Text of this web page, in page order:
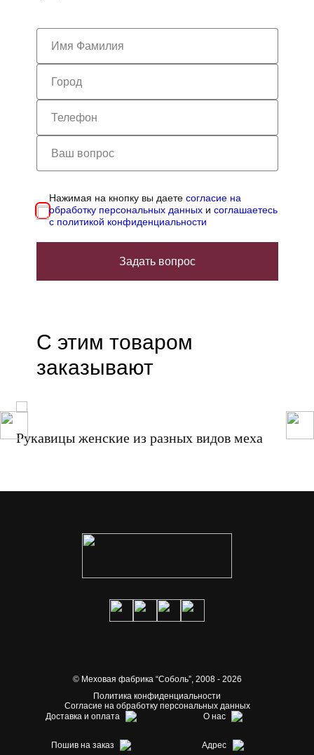
Нажимая на кнопку вы даетесогласие на
обработку персональных данных исоглашаетесь
с политикой конфиденциальности
Задать вопрос
С этим товаром
заказывают
Рукавицы женские из разных видов меха
© Меховая фабрика “Соболь”,2008 - 2026
Политика конфиденциальности
Согласие на обработку персональных данных
Доставка и оплата
О нас
Пошив на заказ Адрес